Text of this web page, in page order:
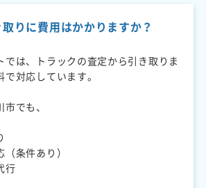
りに費用はかかりますか？
では、トラックの査定から引き取りま
対応しています。
でも、
条件あり）
行